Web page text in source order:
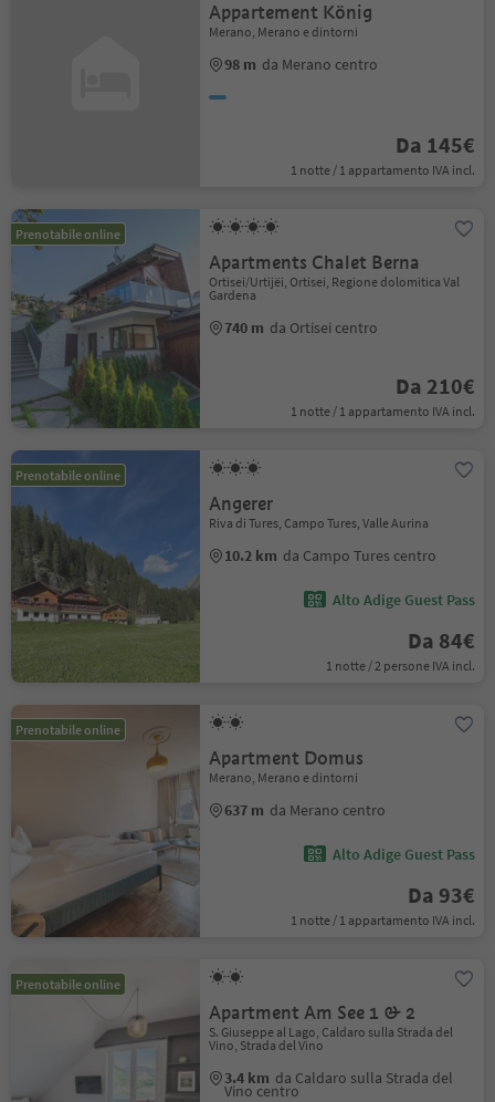
Appartement König
Merano, Merano e dintorni
98 m da Merano centro
Da 145€
1 notte / 1 appartamento IVA incl.
Prenotabile online
Apartments Chalet Berna
Ortisei/Urtijëi, Ortisei, Regione dolomitica Val
Gardena
740 m da Ortisei centro
Da 210€
1 notte / 1 appartamento IVA incl.
Prenotabile online
Angerer
Riva di Tures, Campo Tures, Valle Aurina
10.2 km da Campo Tures centro
Alto Adige Guest Pass
Da 84€
1 notte / 2 persone IVA incl.
Prenotabile online
Apartment Domus
Merano, Merano e dintorni
637 m da Merano centro
Alto Adige Guest Pass
Da 93€
1 notte / 1 appartamento IVA incl.
Prenotabile online
Apartment Am See 1 & 2
S. Giuseppe al Lago, Caldaro sulla Strada del
Vino, Strada del Vino
3.4 km da Caldaro sulla Strada del
Vino centro